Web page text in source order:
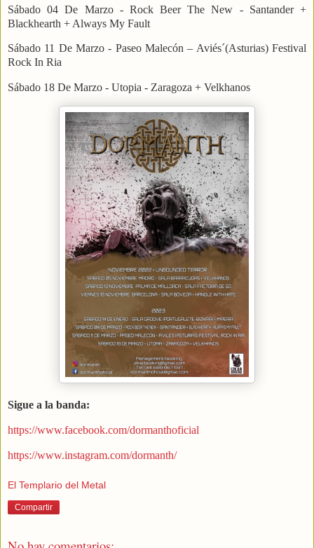
Sábado 04 De Marzo - Rock Beer The New - Santander +
Blackhearth + Always My Fault
Sábado 11 De Marzo - Paseo Malecón – Aviés´(Asturias) Festival
Rock In Ria
Sábado 18 De Marzo - Utopia - Zaragoza + Velkhanos
Sigue a la banda:
https://www.facebook.com/dormanthoficial
https://www.instagram.com/dormanth/
El Templario del Metal
Compartir